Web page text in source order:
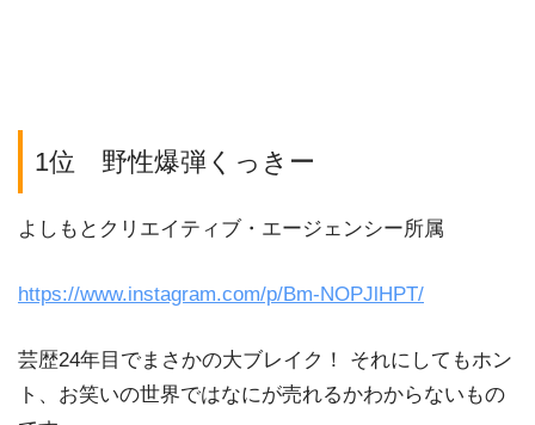
1位 野性爆弾くっきー
よしもとクリエイティブ・エージェンシー所属
https://www.instagram.com/p/Bm-NOPJlHPT/
芸歴24年目でまさかの大ブレイク！ それにしてもホン
ト、お笑いの世界ではなにが売れるかわからないもの